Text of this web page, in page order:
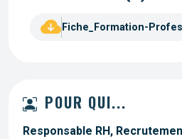
POUR QUI...
Responsable RH,